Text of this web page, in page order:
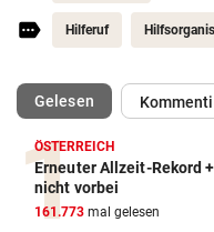
Hilferuf
Gelesen(ausgewählt)
ÖSTERREICH
Erneuter Allzeit-Rekord
nicht vorbei
161.773 mal gelesen